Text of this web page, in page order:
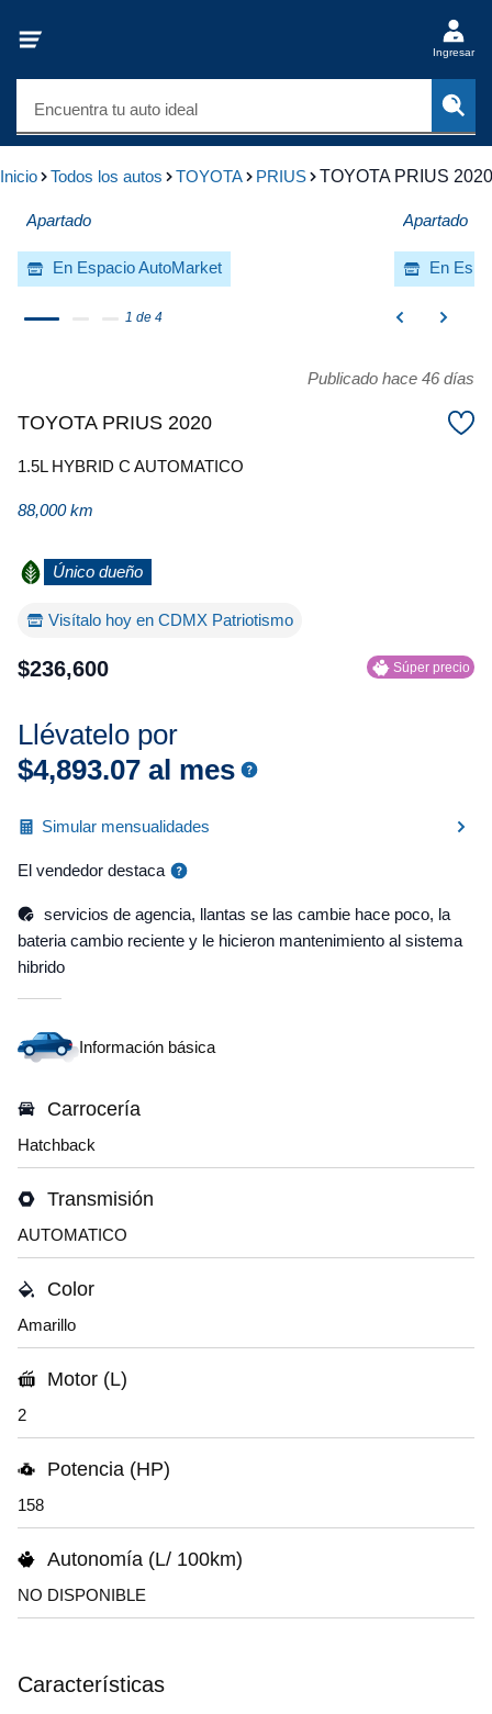
Ingresar
Encuentra tu auto ideal
Inicio Todos los autos TOYOTA PRIUS TOYOTA PRIUS 2020
Apartado
En Espacio AutoMarket
Apartado
En
1 de 4
Publicado hace 46 días
TOYOTA PRIUS 2020
1.5L HYBRID C AUTOMATICO
88,000 km
Único dueño
Visítalo hoy en CDMX Patriotismo
$236,600 Súper precio
Llévatelo por
$4,893.07 al mes
Simular mensualidades
El vendedor destaca
servicios de agencia, llantas se las cambie hace poco, la
bateria cambio reciente y le hicieron mantenimiento al sistema
hibrido
Información básica
Carrocería
Hatchback
Transmisión
AUTOMATICO
Color
Amarillo
Motor (L)
2
Potencia (HP)
158
Autonomía (L/ 100km)
NO DISPONIBLE
Características